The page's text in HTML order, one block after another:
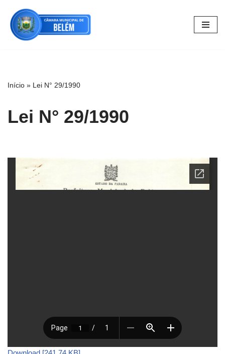
Pular
para
Início » Lei N° 29/1990
Lei N° 29/1990